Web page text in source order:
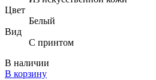
Цвет
Белый
Вид
С принтом
В наличии
В корзину